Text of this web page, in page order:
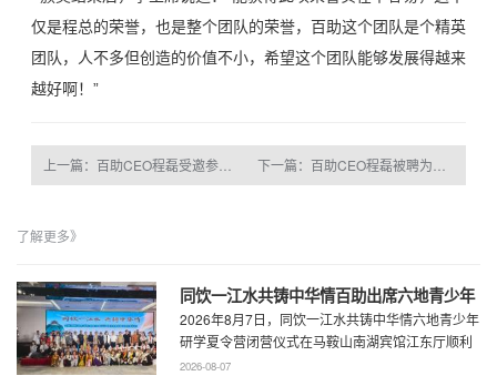
仅是程总的荣誉，也是整个团队的荣誉，百助这个团队是个精英
团队，人不多但创造的价值不小，希望这个团队能够发展得越来
越好啊！”
了解更多》
同饮一江水共铸中华情百助出席六地青少年
研学夏令营闭营仪式
2026年8月7日，同饮一江水共铸中华情六地青少年
研学夏令营闭营仪式在马鞍山南湖宾馆江东厅顺利
举办，百助CEO、马鞍山市新联会会长程 ...
2026-08-07